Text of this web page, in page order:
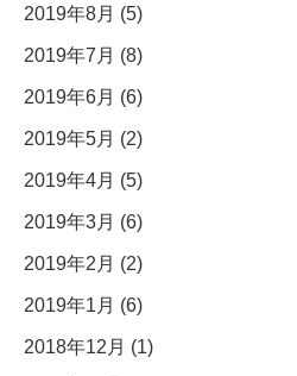
2019年8月 (5)
2019年7月 (8)
2019年6月 (6)
2019年5月 (2)
2019年4月 (5)
2019年3月 (6)
2019年2月 (2)
2019年1月 (6)
2018年12月 (1)